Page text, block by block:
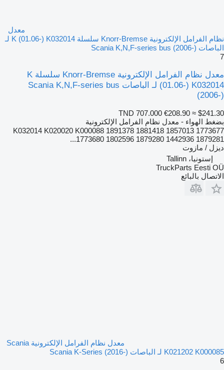
معدل
نظام الفرامل الإلكترونية Knorr-Bremse سلسلة K (01.06-) K032014 لـ
الباصات Scania K,N,F-series bus (2006-)
7
معدل نظام الفرامل الإلكترونية Knorr-Bremse سلسلة K
(01.06-) K032014 لـ الباصات Scania K,N,F-series bus
(2006-)
TND 707.000 €208.90 ≈ $241.30
بضغط الهواء - معدل نظام الفرامل الإلكترونية
K032014 K020020 K000088 1891378 1881418 1857013 1773677
1773680 1802596 1879280 1442936 1879281...
ديزل / مازوت
إستونيا، Tallinn
TruckParts Eesti OÜ
الاتصال بالبائع
معدل نظام الفرامل الإلكترونية Scania
K021202 K000085 لـ الباصات Scania K-Series (2016-)
6